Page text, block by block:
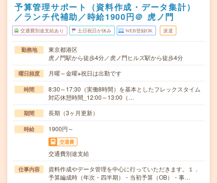
予算管理サポート（資料作成・データ集計）
／ランチ代補助／時給1900円＠ 虎ノ門
交通費別途支給あり 土日祝日が休み WEB登録OK 派遣
勤務地
東京都港区
虎ノ門駅から徒歩4分／虎ノ門ヒルズ駅から徒歩4分
曜日頻度 月曜～金曜※祝日は出勤です
時間
8:30～17:30（実働8時間）を基本としたフレックスタイム
対応休憩時間_12:00～13:00（…
期間 長期（3ヶ月更新）
時給 1900円～
交通費
交通費別途支給
仕事内容
資料作成やデータ管理を中心に行っていただきます。１．
予算編成時（年次・四半期）・当初予算（OB）・事…